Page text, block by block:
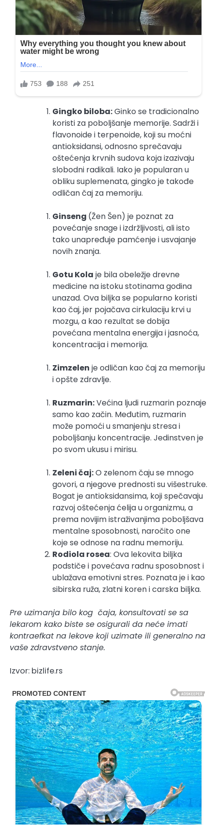
Gingko biloba:Ginko se tradicionalno
koristi za poboljšanje memorije. Sadrži i
flavonoide i terpenoide, koji su moćni
antioksidansi, odnosno sprečavaju
oštećenja krvnih sudova koja izazivaju
slobodni radikali. Iako je popularan u
obliku suplemenata, gingko je takođe
odličan čaj za memoriju.
Ginseng (Žen Šen) je poznat za
povećanje snage i izdržljivosti, ali isto
tako unapređuje pamćenje i usvajanje
novih znanja.
Gotu Kola je bila obeležje drevne
medicine na istoku stotinama godina
unazad. Ova biljka se popularno koristi
kao čaj, jer pojačava cirkulaciju krvi u
mozgu, a kao rezultat se dobija
povećana mentalna energija i jasnoća,
koncentracija i memorija.
Zimzelen je odličan kao čaj za memoriju
i opšte zdravlje.
Ruzmarin:Većina ljudi ruzmarin poznaje
samo kao začin. Međutim, ruzmarin
može pomoći u smanjenju stresa i
poboljšanju koncentracije. Jedinstven je
po svom ukusu i mirisu.
Zeleni čaj:O zelenom čaju se mnogo
govori, a njegove prednosti su višestruke.
Bogat je antioksidansima, koji spečavaju
razvoj oštećenja ćelija u organizmu, a
prema novijim istraživanjima poboljšava
mentalne sposobnosti, naročito one
koje se odnose na radnu memoriju.
Rodiola rosea: Ova lekovita biljka
podstiče i povećava radnu sposobnost i
ublažava emotivni stres. Poznata je i kao
sibirska ruža, zlatni koren i carska biljka.
Pre uzimanja bilo kog čaja, konsultovati se sa
lekarom kako biste se osigurali da neće imati
kontraefkat na lekove koji uzimate ili generalno na
vaše zdravstveno stanje.
Izvor: bizlife.rs